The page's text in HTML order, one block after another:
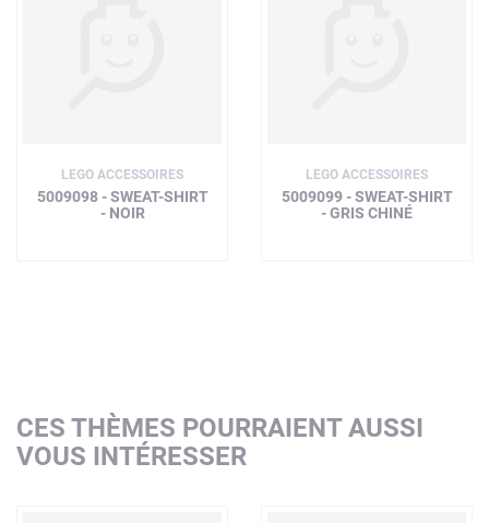
LEGO ACCESSOIRES
5009098 - SWEAT-SHIRT
- NOIR
LEGO ACCESSOIRES
5009099 - SWEAT-SHIRT
- GRIS CHINÉ
CES THÈMES POURRAIENT AUSSI
VOUS INTÉRESSER